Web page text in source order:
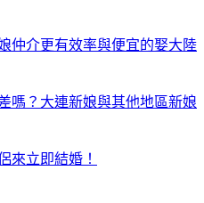
仲介更有效率與便宜的娶大陸
嗎？大連新娘與其他地區新娘
來立即結婚！